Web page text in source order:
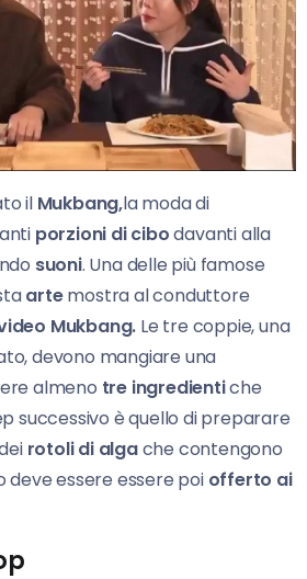
il Mukbang,la moda di
porzioni di cibodavanti alla
suoni. Una delle più famose
artemostra al conduttore
Mukbang. Le tre coppie, una
devono mangiare una
almeno tre ingredientiche
successivo è quello di preparare
rotoli di algache contengono
deve essere essere poi offerto ai